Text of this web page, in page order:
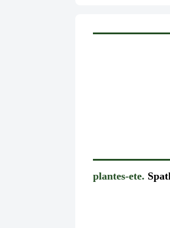
plantes-ete.